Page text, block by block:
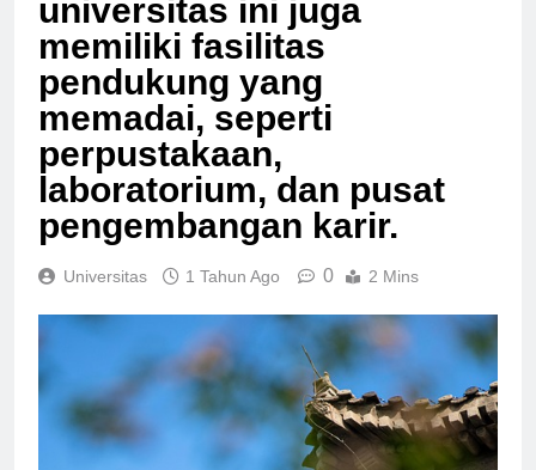
universitas ini juga
memiliki fasilitas
pendukung yang
memadai, seperti
perpustakaan,
laboratorium, dan pusat
pengembangan karir.
Universitas 1 Tahun Ago 0 2 Mins